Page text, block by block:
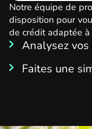
Notre équipe de
disposition pour
de crédit adaptée
Analysez
Faites une